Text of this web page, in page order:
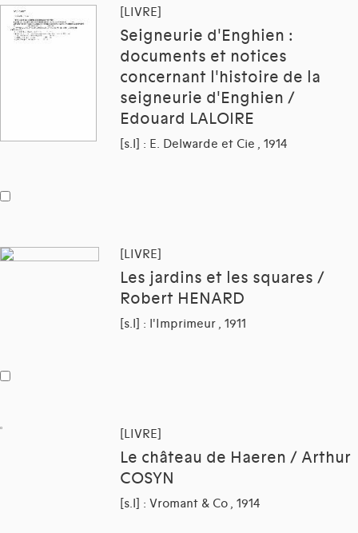
[LIVRE]
Seigneurie d'Enghien :
documents et notices
concernant l'histoire de la
seigneurie d'Enghien /
Edouard LALOIRE
[s.l] : E. Delwarde et Cie , 1914
[LIVRE]
Les jardins et les squares /
Robert HENARD
[s.l] : l'Imprimeur , 1911
[LIVRE]
Le château de Haeren / Arthur
COSYN
[s.l] : Vromant & Co , 1914